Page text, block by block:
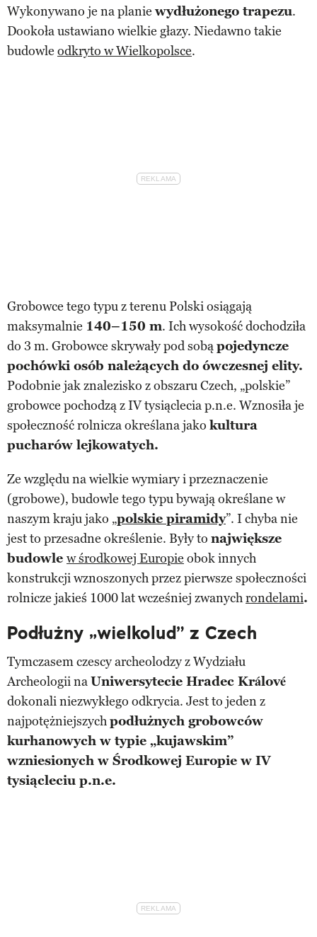
Wykonywano je na planie wydłużonego trapezu.
Dookoła ustawiano wielkie głazy. Niedawno takie
budowle odkryto w Wielkopolsce.
Grobowce tego typu z terenu Polski osiągają
maksymalnie 140–150 m. Ich wysokość dochodziła
do 3 m. Grobowce skrywały pod sobąpojedyncze
pochówki osób należących do ówczesnej elity.
Podobnie jak znalezisko z obszaru Czech, „polskie”
grobowce pochodzą z IV tysiąclecia p.n.e. Wznosiła je
społeczność rolnicza określana jako kultura
pucharów lejkowatych.
Ze względu na wielkie wymiary i przeznaczenie
(grobowe), budowle tego typu bywają określane w
naszym kraju jako „polskie piramidy”. I chyba nie
jest to przesadne określenie. Były to największe
budowle w środkowej Europie obok innych
konstrukcji wznoszonych przez pierwsze społeczności
rolnicze jakieś 1000 lat wcześniej zwanychrondelami.
Podłużny „wielkolud” z Czech
Tymczasem czescy archeolodzy z Wydziału
Archeologii naUniwersytecie Hradec Králové
dokonali niezwykłego odkrycia. Jest to jeden z
najpotężniejszychpodłużnych grobowców
kurhanowych w typie „kujawskim”
wzniesionych w Środkowej Europie w IV
tysiącleciu p.n.e.